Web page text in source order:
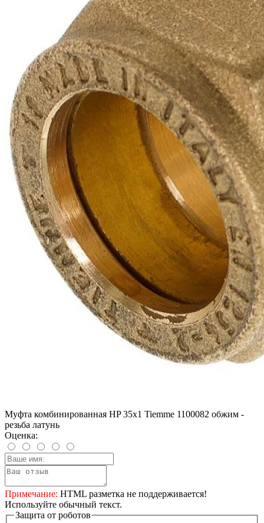
Муфта комбинированная HP 35x1 Tiemme 1100082 обжим -
резьба латунь
Оценка:
Примечание: HTML разметка не поддерживается!
Используйте обычный текст.
Защита от роботов